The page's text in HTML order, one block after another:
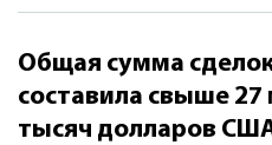
Общая сумма
составила свыше
тысяч долларов